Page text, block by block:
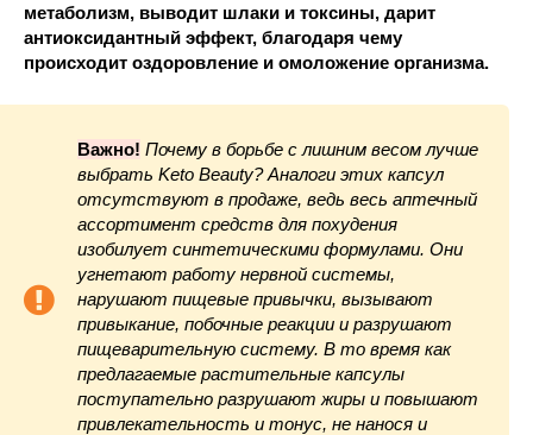
метаболизм, выводит шлаки и токсины, дарит
антиоксидантный эффект, благодаря чему
происходит оздоровление и омоложение организма.
Важно! Почему в борьбе с лишним весом лучше
выбрать Keto Beauty? Аналоги этих капсул
отсутствуют в продаже, ведь весь аптечный
ассортимент средств для похудения
изобилует синтетическими формулами. Они
угнетают работу нервной системы,
нарушают пищевые привычки, вызывают
привыкание, побочные реакции и разрушают
пищеварительную систему. В то время как
предлагаемые растительные капсулы
поступательно разрушают жиры и повышают
привлекательность и тонус, не нанося и